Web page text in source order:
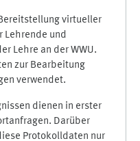
virtueller
Lehrende und
Lehre an der WWU.
zur Bearbeitung
verwendet.
dienen in erster
Darüber
Protokolldaten nur